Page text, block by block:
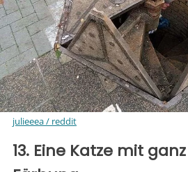
julieeea / reddit
13. Eine Katze mit